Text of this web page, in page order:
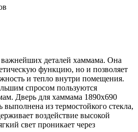
важнейших деталей хаммама. Она
функцию, но и позволяет
и тепло внутри помещения.
спросом пользуются
Дверь для хаммама 1890х690
из термостойкого стекла,
воздействие высокой
свет проникает через